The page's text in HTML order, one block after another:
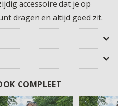
accessoire dat je op
dragen en altijd goed zit.
COMPLEET